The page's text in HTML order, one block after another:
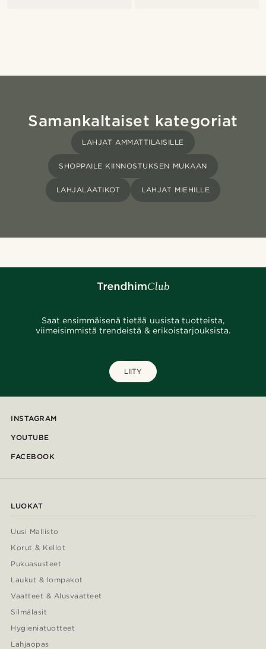
Samankaltaiset kategoriat
LAHJAT AMMATTILAISILLE
SHOPPAILE KIINNOSTUKSEN MUKAAN
LAHJALAATIKOT LAHJAT MIEHILLE
Saat ensimmäisenä tietää uusista tuotteista,
viimeisimmistä trendeistä & erikoistarjouksista.
LIITY
INSTAGRAM
YOUTUBE
FACEBOOK
LUOKAT
Uusi Mallisto
Korut & Kellot
Pukuasusteet
Laukut & lompakot
Vaatteet & Alusvaatteet
Silmälasit
Hygieniatuotteet
Lahjaopas